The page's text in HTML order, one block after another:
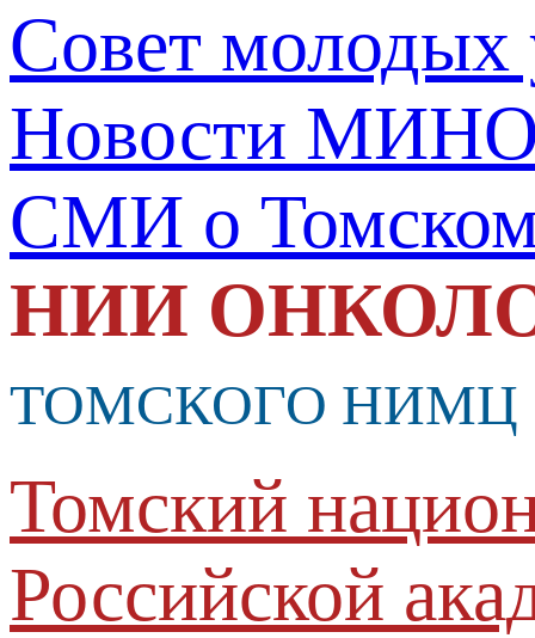
Совет молодых
Новости
СМИ о
НИИ
ТОМСКОГО НИМЦ
Томский
Российской